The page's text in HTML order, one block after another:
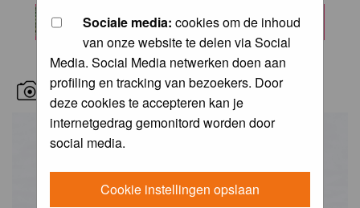
Sociale media: cookies om de inhoud
van onze website te delen via Social
Media. Social Media netwerken doen aan
profiling en tracking van bezoekers. Door
deze cookies te accepteren kan je
internetgedrag gemonitord worden door
social media.
Cookie instellingen opslaan
RECENT BIRD PICS